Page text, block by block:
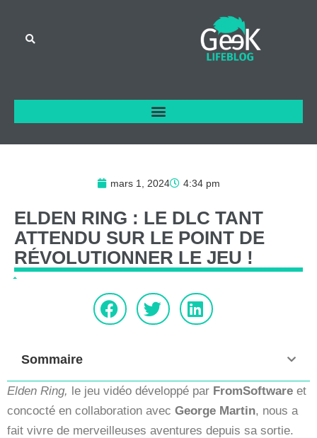
mars 1, 2024 4:34 pm
ELDEN RING : LE DLC TANT
ATTENDU SUR LE POINT DE
RÉVOLUTIONNER LE JEU !
Sommaire
Elden Ring, le jeu vidéo développé par FromSoftware et
concocté en collaboration avec George Martin, nous a
fait vivre de merveilleuses aventures depuis sa sortie.